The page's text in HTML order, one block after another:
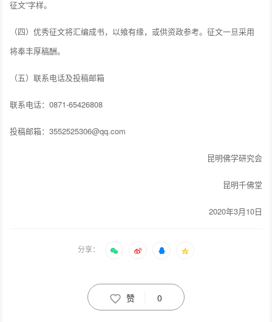
征文”字样。
（四）优秀征文将汇编成书，以飨有缘，或供资政参考。征文一旦采用
将奉丰厚稿酬。
（五）联系电话及投稿邮箱
联系电话：0871-65426808
投稿邮箱：3552525306@qq.com
昆明佛学研究会
昆明千佛堂
2020年3月10日
分享：
赞 0